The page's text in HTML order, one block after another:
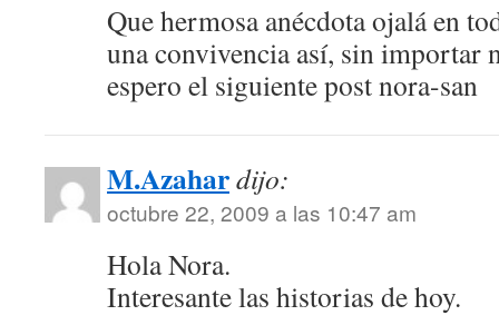
Que hermosa anécdota ojalá en
una convivencia así, sin importar
espero el siguiente post nora-san
M.Azahardijo:
octubre 22, 2009 a las 10:47 am
Hola Nora.
Interesante las historias de hoy.